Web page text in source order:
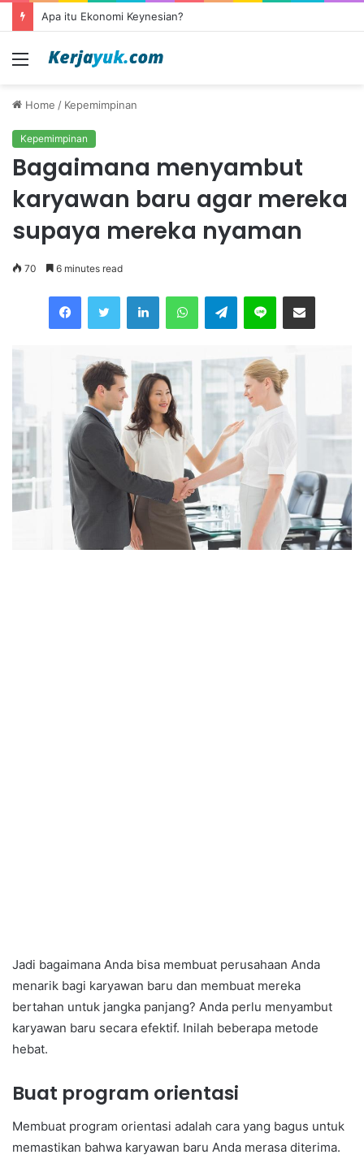
Apa itu outsourcing?
Menu
Home / Kepemimpinan
Kepemimpinan
Bagaimana menyambut
karyawan baru agar mereka
supaya mereka nyaman
70 6 minutes read
Telegram
Jadi bagaimana Anda bisa membuat perusahaan Anda
menarik bagi karyawan baru dan membuat mereka
bertahan untuk jangka panjang? Anda perlu menyambut
karyawan baru secara efektif. Inilah beberapa metode
hebat.
Buat program orientasi
Membuat program orientasi adalah cara yang bagus untuk
memastikan bahwa karyawan baru Anda merasa diterima.